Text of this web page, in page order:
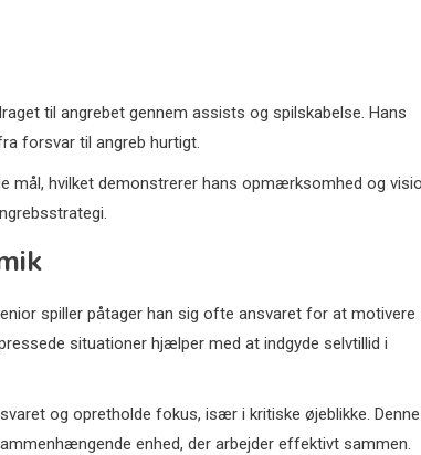
til angrebet gennem assists og spilskabelse. Hans
forsvar til angreb hurtigt.
mål, hvilket demonstrerer hans opmærksomhed og
spiller påtager han sig ofte ansvaret for at motivere
situationer hjælper med at indgyde selvtillid i
og opretholde fokus, især i kritiske øjeblikke. Denne
enhed, der arbejder effektivt sammen.